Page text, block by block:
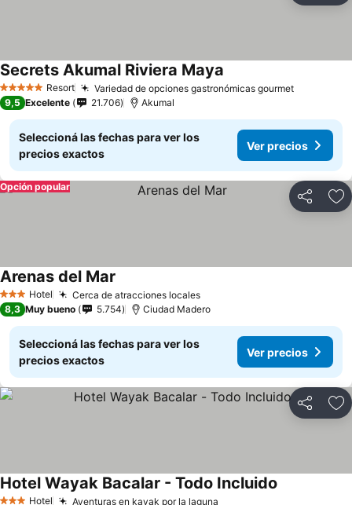
5 Estrellas Resort Variedad de opciones gastronómicas gourmet
Secrets Akumal Riviera Maya
9,5 Excelente 21.706 Akumal
Seleccioná las fechas para ver los
precios exactos
Ver precios
Compartir
Opción popular
3 Estrellas
Hotel Cerca de atracciones locales
Arenas del Mar
8,3 Muy bueno 5.754 Ciudad Madero
Seleccioná las fechas para ver los
precios exactos
Ver precios
Compartir
Hotel Aventuras en kayak por la laguna
Hotel Wayak Bacalar - Todo Incluido